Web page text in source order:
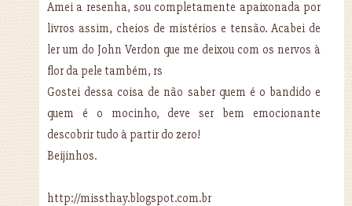
Amei a resenha, sou completamente apaixonada por
livros assim, cheios de mistérios e tensão. Acabei de
ler um do John Verdon que me deixou com os nervos à
flor da pele também, rs
Gostei dessa coisa de não saber quem é o bandido e
quem é o mocinho, deve ser bem emocionante
descobrir tudo à partir do zero!
Beijinhos.
http://missthay.blogspot.com.br